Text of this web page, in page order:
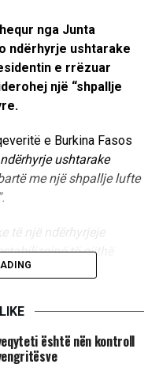
nga Junta
ndërhyrje ushtarake
e rrëzuar
një “shpallje
e Burkina Fasos
ndërhyrje ushtarake
me një shpallje lufte
të një ndërhyrjeje
të gjithë
të zbatojnë
/është nën kontroll